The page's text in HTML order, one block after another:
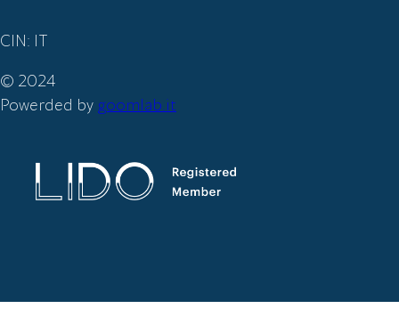
CIN: IT
© 2024
Powerded by goomlab.it